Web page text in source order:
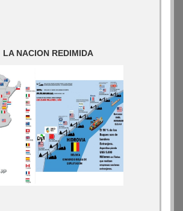
LA NACION REDIMIDA